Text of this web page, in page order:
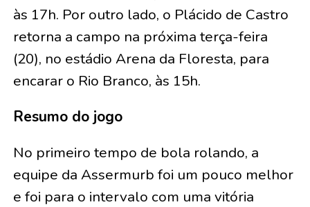
às 17h. Por outro lado, o Plácido de Castro
retorna a campo na próxima terça-feira
(20), no estádio Arena da Floresta, para
encarar o Rio Branco, às 15h.
Resumo do jogo
No primeiro tempo de bola rolando, a
equipe da Assermurb foi um pouco melhor
e foi para o intervalo com uma vitória